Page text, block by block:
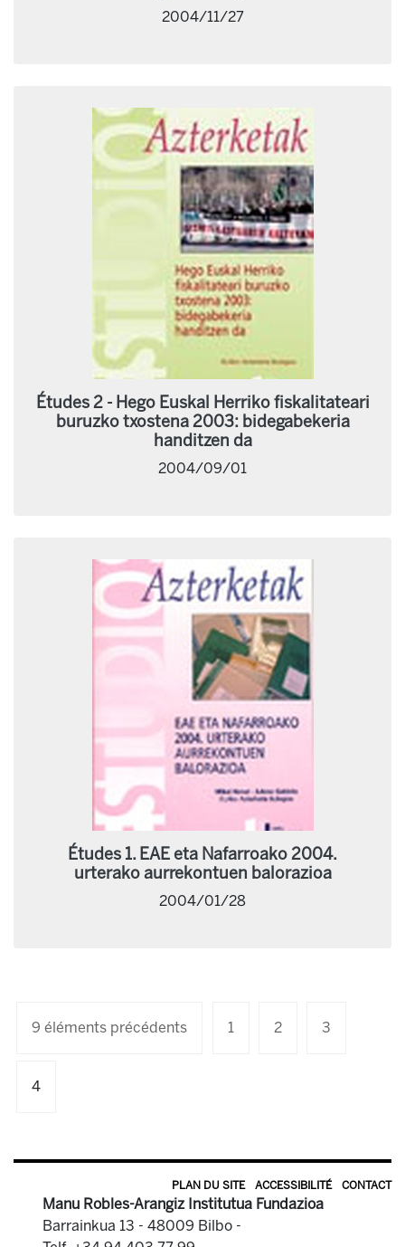
2004/11/27
Études 2 - Hego Euskal Herriko fiskalitateari
buruzko txostena 2003: bidegabekeria
handitzen da
2004/09/01
Études 1. EAE eta Nafarroako 2004.
urterako aurrekontuen balorazioa
2004/01/28
9 éléments précédents 1 2 3
4
PLAN DU SITE ACCESSIBILITÉ CONTACT
Manu Robles-Arangiz Institutua Fundazioa
Barrainkua 13 - 48009 Bilbo -